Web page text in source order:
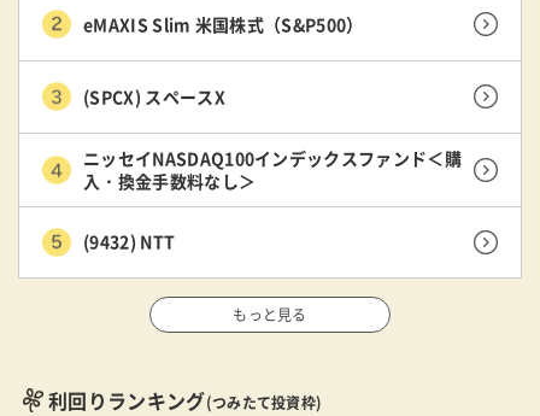
eMAXIS Slim 米国株式（S&P500）
(SPCX) スペースX
ニッセイNASDAQ100インデックスファンド＜購
入・換金手数料なし＞
(9432) NTT
もっと見る
利回りランキング(つみたて投資枠)